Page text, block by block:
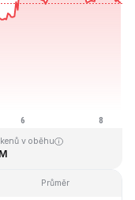
v oběhu
Průměr